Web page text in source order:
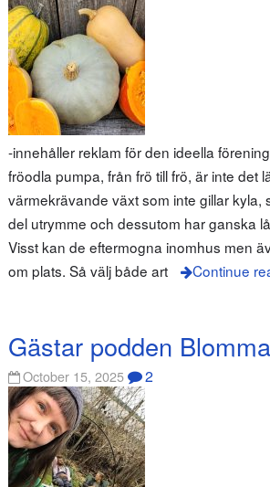
-innehåller reklam för den ideella
fröodla pumpa, från frö till frö, är inte det
värmekrävande växt som inte gillar kyla,
del utrymme och dessutom har ganska
Visst kan de eftermogna inomhus men
om plats. Så välj både art
Continue
Gästar podden
October 15, 2025 2